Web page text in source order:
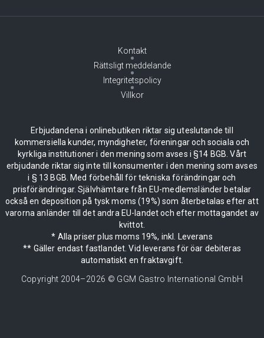
Kontakt
Rättsligt meddelande
Integritetspolicy
Villkor
Erbjudandena i onlinebutiken riktar sig uteslutande till
kommersiella kunder, myndigheter, föreningar och sociala och
kyrkliga institutioner i den mening som avses i §14 BGB. Vårt
erbjudande riktar sig inte till konsumenter i den mening som avses
i § 13 BGB. Med förbehåll för tekniska förändringar och
prisförändringar. Självhämtare från EU-medlemsländer betalar
också en deposition på tysk moms (19%) som återbetalas efter att
varorna anländer till det andra EU-landet och efter mottagandet av
kvittot.
* Alla priser plus moms 19%, inkl. Leverans
** Gäller endast fastlandet. Vid leverans för öar debiteras
automatiskt en fraktavgift.
Copyright 2004–2026 © GGM Gastro International GmbH